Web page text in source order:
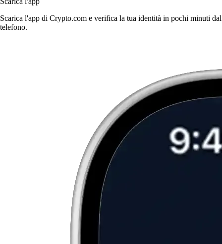
Scarica l'app di Crypto.com e verifica la tua identità in pochi minuti dal
telefono.